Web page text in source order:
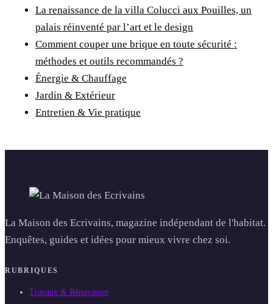
La renaissance de la villa Colucci aux Pouilles, un
palais réinventé par l’art et le design
Comment couper une brique en toute sécurité :
méthodes et outils recommandés ?
Énergie & Chauffage
Jardin & Extérieur
Entretien & Vie pratique
La Maison des Ecrivains, magazine indépendant de l'habitat.
Enquêtes, guides et idées pour mieux vivre chez soi.
RUBRIQUES
Travaux & Rénovation